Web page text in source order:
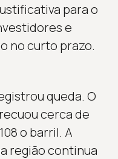
para o
e
no curto prazo.
queda. O
cerca de
o barril. A
região continua